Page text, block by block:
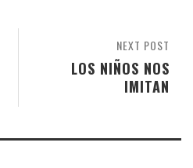
NEXT POST
LOS NIÑOS NOS
IMITAN